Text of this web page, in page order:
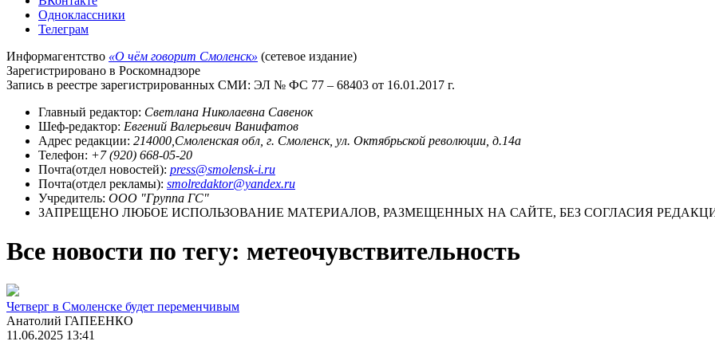
Одноклассники
Телеграм
Информагентство «О чём говорит Смоленск» (сетевое издание)
Зарегистрировано в Роскомнадзоре
Запись в реестре зарегистрированных СМИ: ЭЛ № ФС 77 – 68403 от 16.01.2017 г.
Главный редактор: Светлана Николаевна Савенок
Шеф-редактор: Евгений Валерьевич Ванифатов
Адрес редакции: 214000,Смоленская обл, г. Смоленск, ул. Октябрьской революции, д.14а
Телефон: +7 (920) 668-05-20
Почта(отдел новостей): press@smolensk-i.ru
Почта(отдел рекламы): smolredaktor@yandex.ru
Учредитель: ООО "Группа ГС"
ЗАПРЕЩЕНО ЛЮБОЕ ИСПОЛЬЗОВАНИЕ МАТЕРИАЛОВ, РАЗМЕЩЕННЫХ НА САЙТЕ, БЕЗ СОГЛАСИЯ
Все новости по тегу: метеочувствительность
Четверг в Смоленске будет переменчивым
Анатолий ГАПЕЕНКО
11.06.2025 13:41